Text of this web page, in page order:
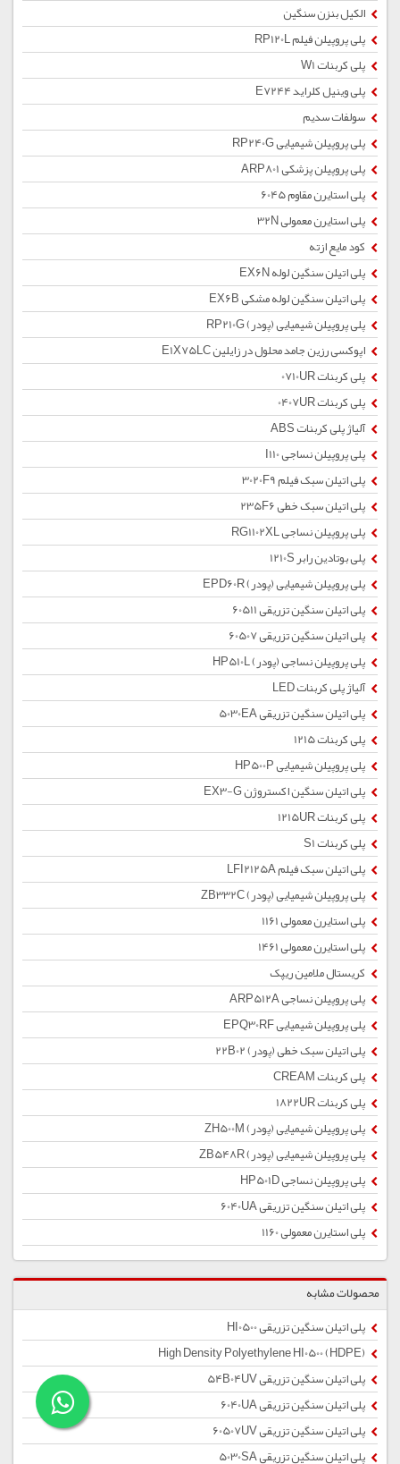
الکیل بنزن سنگین
پلی پروپیلن فیلم RP120L
پلی کربنات W1
پلی وینیل کلراید E7244
سولفات سدیم
پلی پروپیلن شیمیایی RP240G
پلی پروپیلن پزشکی ARP801
پلی استایرن مقاوم 6045
پلی استایرن معمولی 32N
کود مایع ازته
پلی اتیلن سنگین لوله EX6N
پلی اتیلن سنگین لوله مشکی EX6B
پلی پروپیلن شیمیایی (پودر) RP210G
اپوکسی رزین جامد محلول در زایلین E1X75LC
پلی کربنات 0710UR
پلی کربنات 0407UR
آلیاژ پلی کربنات ABS
پلی پروپیلن نساجی I110
پلی اتیلن سبک فیلم 3020F9
پلی اتیلن سبک خطی 235F6
پلی پروپیلن نساجی RG1102XL
پلی بوتادین رابر 1210S
پلی پروپیلن شیمیایی (پودر) EPD60R
پلی اتیلن سنگین تزریقی 60511
پلی اتیلن سنگین تزریقی 60507
پلی پروپیلن نساجی (پودر) HP510L
آلیاژ پلی کربنات LED
پلی اتیلن سنگین تزریقی 5030EA
پلی کربنات 1215
پلی پروپیلن شیمیایی HP500P
پلی اتیلن سنگین اکستروژن EX3-G
پلی کربنات 1215UR
پلی کربنات S1
پلی اتیلن سبک فیلم LFI2125A
پلی پروپیلن شیمیایی (پودر) ZB332C
پلی استایرن معمولی 1161
پلی استایرن معمولی 1461
کریستال ملامین ریپک
پلی پروپیلن نساجی ARP512A
پلی پروپیلن شیمیایی EPQ30RF
پلی اتیلن سبک خطی (پودر) 22B02
پلی کربنات CREAM
پلی کربنات 1822UR
پلی پروپیلن شیمیایی (پودر) ZH500M
پلی پروپیلن شیمیایی (پودر) ZB548R
پلی پروپیلن نساجی HP501D
پلی اتیلن سنگین تزریقی 6040UA
پلی استایرن معمولی 1160
محصولات مشابه
پلی اتیلن سنگین تزریقی HI0500
پلی اتیلن سنگین تزریقی 54B04UV
پلی اتیلن سنگین تزریقی 6040UA
پلی اتیلن سنگین تزریقی 60507UV
پلی اتیلن سنگین تزریقی 5030SA